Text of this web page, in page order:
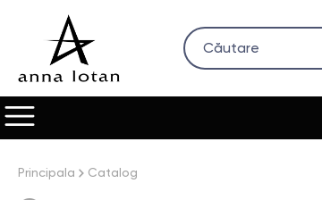
Principala Catalog